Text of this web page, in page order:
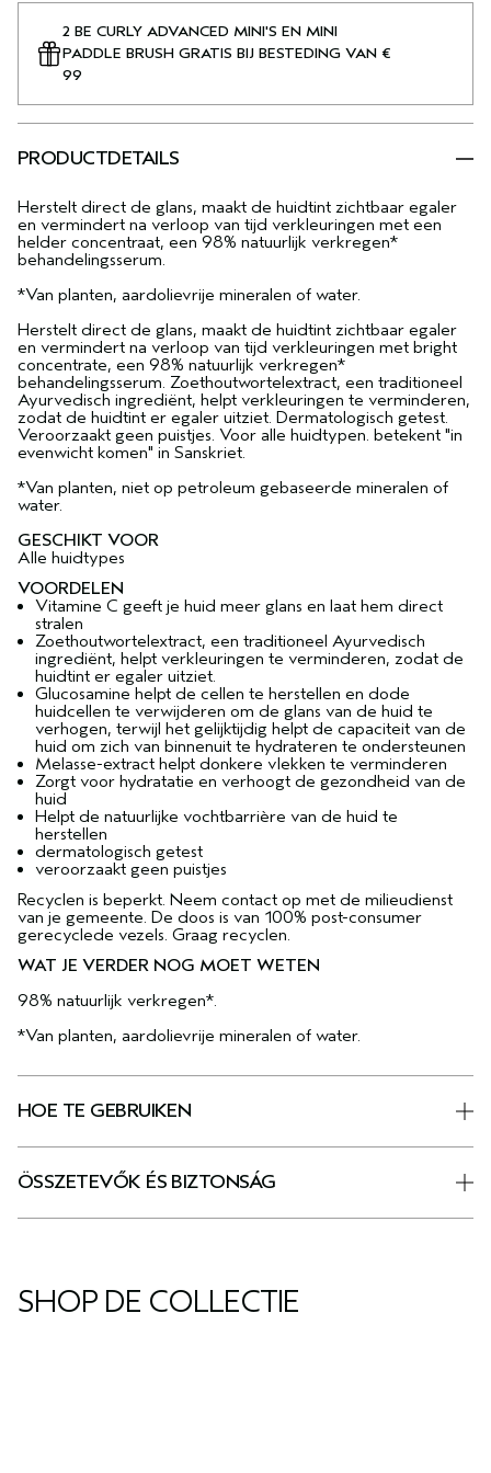
2 BE CURLY ADVANCED MINI'S EN MINI
PADDLE BRUSH GRATIS BIJ BESTEDING VAN €
99
PRODUCTDETAILS
Herstelt direct de glans, maakt de huidtint zichtbaar egaler
en vermindert na verloop van tijd verkleuringen met een
helder concentraat, een 98% natuurlijk verkregen*
behandelingsserum.
*Van planten, aardolievrije mineralen of water.
Herstelt direct de glans, maakt de huidtint zichtbaar egaler
en vermindert na verloop van tijd verkleuringen met bright
concentrate, een 98% natuurlijk verkregen*
behandelingsserum. Zoethoutwortelextract, een traditioneel
Ayurvedisch ingrediënt, helpt verkleuringen te verminderen,
zodat de huidtint er egaler uitziet. Dermatologisch getest.
Veroorzaakt geen puistjes. Voor alle huidtypen. betekent "in
evenwicht komen" in Sanskriet.
*Van planten, niet op petroleum gebaseerde mineralen of
water.
GESCHIKT VOOR
Alle huidtypes
VOORDELEN
Vitamine C geeft je huid meer glans en laat hem direct
stralen
Zoethoutwortelextract, een traditioneel Ayurvedisch
ingrediënt, helpt verkleuringen te verminderen, zodat de
huidtint er egaler uitziet.
Glucosamine helpt de cellen te herstellen en dode
huidcellen te verwijderen om de glans van de huid te
verhogen, terwijl het gelijktijdig helpt de capaciteit van de
huid om zich van binnenuit te hydrateren te ondersteunen
Melasse-extract helpt donkere vlekken te verminderen
Zorgt voor hydratatie en verhoogt de gezondheid van de
huid
Helpt de natuurlijke vochtbarrière van de huid te
herstellen
dermatologisch getest
veroorzaakt geen puistjes
Recyclen is beperkt. Neem contact op met de milieudienst
van je gemeente. De doos is van 100% post-consumer
gerecyclede vezels. Graag recyclen.
WAT JE VERDER NOG MOET WETEN
98% natuurlijk verkregen*.
*Van planten, aardolievrije mineralen of water.
HOE TE GEBRUIKEN
ÖSSZETEVŐK ÉS BIZTONSÁG
SHOP DE COLLECTIE